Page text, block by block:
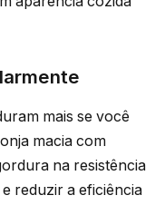
mais se você
macia com
na resistência
reduzir a eficiência